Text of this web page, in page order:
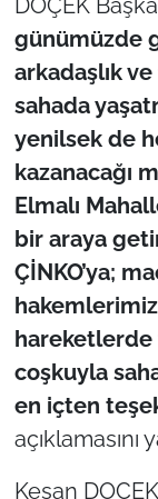
DOÇEK
günümüzde
arkadaşlık
sahada
yenilsek de
kazanacağı
Elmalı
bir araya
ÇİNKO’ya;
coşkuyla
en içten
açıklamasını
Keşan
Politika
Flaş Haber
Dış
Magazin
İş Dünyası
Bilim
English
Canlı Maç
Finans